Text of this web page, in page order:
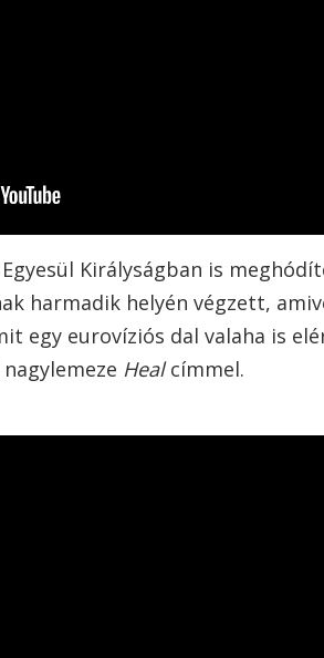
Királyságban is
harmadik helyén végzett,
egy eurovíziós dal valaha is
Healcímmel.